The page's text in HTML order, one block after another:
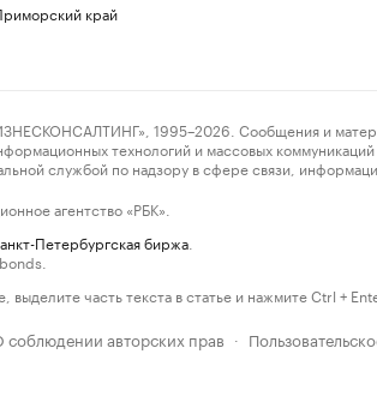
край
1995–2026. Сообщения и
технологий и массовых
службой по надзору в сфере связи,
агентство «РБК».
Петербургская биржа
часть текста в статье и нажмите Ctrl +
соблюдении авторских прав ·